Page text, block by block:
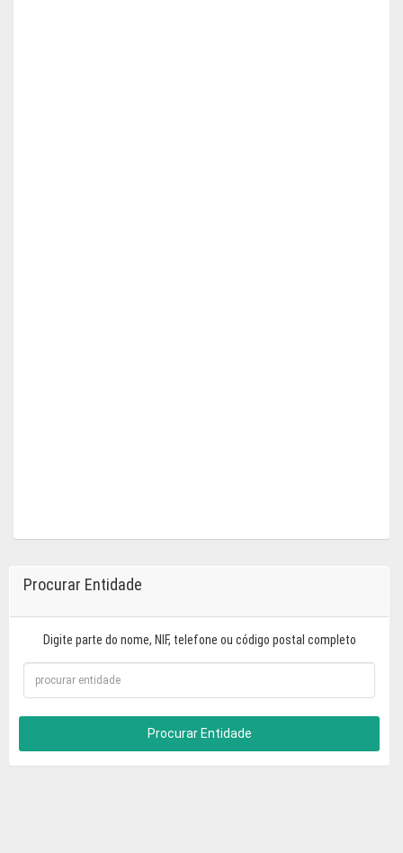
Procurar Entidade
Digite parte do nome, NIF, telefone ou código postal completo
Procurar Entidade